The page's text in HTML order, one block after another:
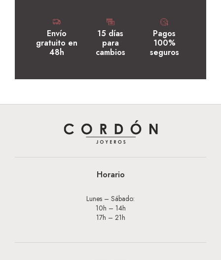
Envío
gratuito en
48h
15 días
para
cambios
Pagos
100%
seguros
Horario
Lunes – Sábado:
10h – 14h
17h – 21h